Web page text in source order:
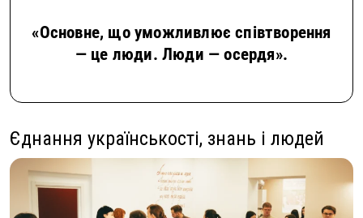
«Основне, що уможливлює співтворення
— це люди. Люди — осердя».
Єднання українськості, знань і людей